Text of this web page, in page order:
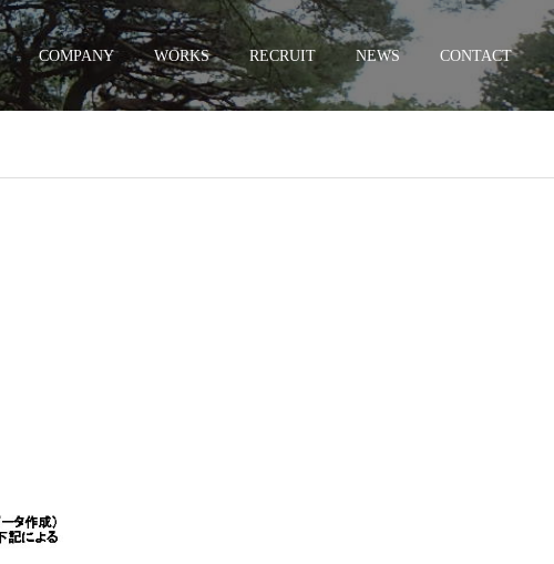
COMPANY WORKS RECRUIT NEWS CONTACT